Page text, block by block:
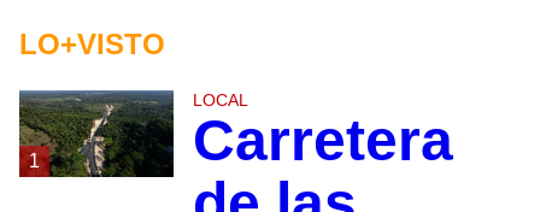
LO+VISTO
1
LOCAL
Carretera